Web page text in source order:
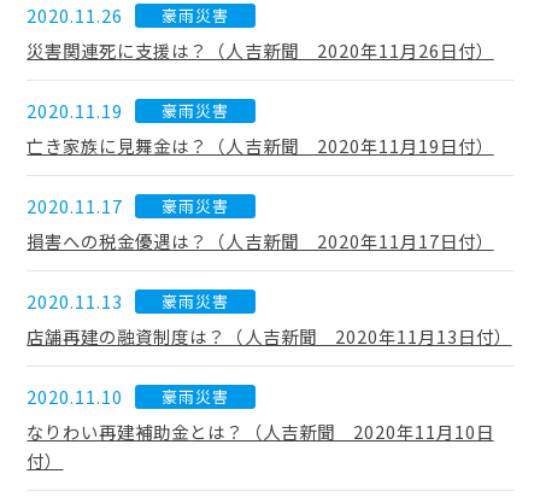
2020.11.26 豪雨災害
災害関連死に支援は？（人吉新聞 2020年11月26日付）
2020.11.19 豪雨災害
亡き家族に見舞金は？（人吉新聞 2020年11月19日付）
2020.11.17 豪雨災害
損害への税金優遇は？（人吉新聞 2020年11月17日付）
2020.11.13 豪雨災害
店舗再建の融資制度は？（人吉新聞 2020年11月13日付）
2020.11.10 豪雨災害
なりわい再建補助金とは？（人吉新聞 2020年11月10日
付）